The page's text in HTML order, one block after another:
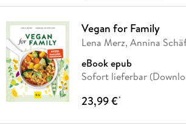
Vegan for Family
Lena Merz, Annina
eBook epub
Sofort lieferbar
23,99 €*